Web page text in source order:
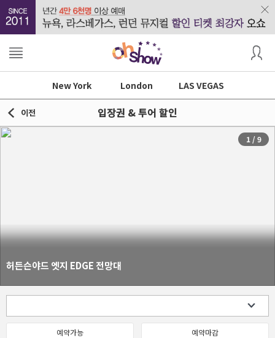
New York London LAS VEGAS
이전 입장권 & 투어 할인
허든슨야드 엣지 EDGE 전망대
1 /9
예약가능 예약마감